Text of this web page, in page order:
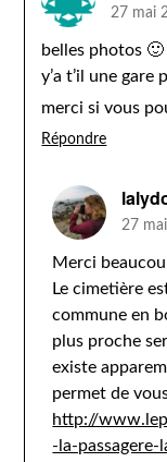
27 mai
belles photos 🙂
y’a t’il une
merci si vous
Répondre
27
Merci
Le cimetière
commune en
plus proche
existe
permet de
http://
-la-